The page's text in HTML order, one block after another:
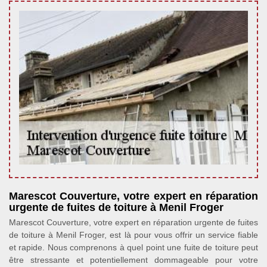
Marescot Couverture, votre expert en réparation
urgente de fuites de toiture à Menil Froger
Marescot Couverture, votre expert en réparation urgente de fuites
de toiture à Menil Froger, est là pour vous offrir un service fiable
et rapide. Nous comprenons à quel point une fuite de toiture peut
être stressante et potentiellement dommageable pour votre